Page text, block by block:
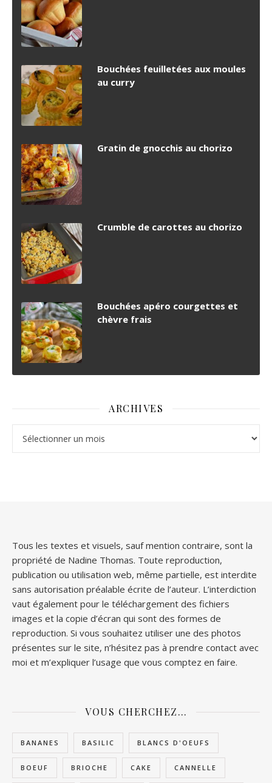
Bouchées feuilletées aux moules
au curry
Gratin de gnocchis au chorizo
Crumble de carottes au chorizo
Bouchées apéro courgettes et
chèvre frais
ARCHIVES
Tous les textes et visuels, sauf mention contraire, sont la
propriété de Nadine Thomas. Toute reproduction,
publication ou utilisation web, même partielle, est interdite
sans autorisation préalable écrite de l’auteur. L’interdiction
vaut également pour le téléchargement des fichiers
images et la copie d’écran qui sont des formes de
reproduction. Si vous souhaitez utiliser une des photos
présentes sur le site, n’hésitez pas à prendre contact avec
moi et m’expliquer l’usage que vous comptez en faire.
VOUS CHERCHEZ…
BANANES BASILIC BLANCS D'OEUFS
BOEUF BRIOCHE CAKE CANNELLE